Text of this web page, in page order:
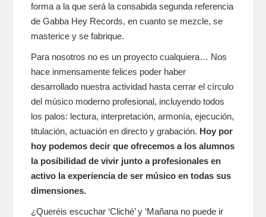
forma a la que será la consabida segunda referencia
de Gabba Hey Records, en cuanto se mezcle, se
masterice y se fabrique.
Para nosotros no es un proyecto cualquiera… Nos
hace inmensamente felices poder haber
desarrollado nuestra actividad hasta cerrar el círculo
del músico moderno profesional, incluyendo todos
los palos: lectura, interpretación, armonía, ejecución,
titulación, actuación en directo y grabación. Hoy por
hoy podemos decir que ofrecemos a los alumnos
la posibilidad de vivir junto a profesionales en
activo la experiencia de ser músico en todas sus
dimensiones.
¿Queréis escuchar ‘Cliché’ y ‘Mañana no puede ir